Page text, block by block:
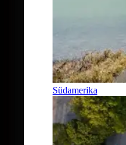
Südamerika